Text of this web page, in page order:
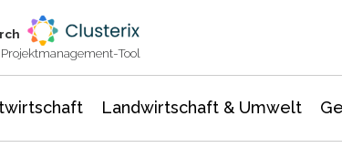
Tool
Landwirtschaft & Umwelt